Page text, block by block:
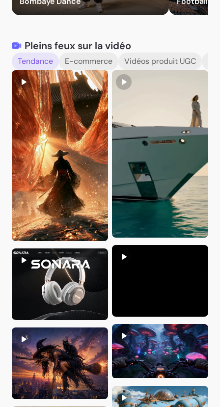
Pleins feux sur la vidéo
Tendance E-commerce Vidéos produit UGC
Maka巴卡
yvon du
Ralph Gibbs
JennyCG